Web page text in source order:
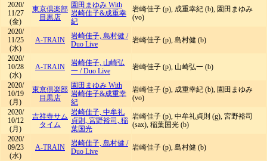
2020/
11/27
(金)
東京倶楽部
目黒店
園田まゆみ With
岩崎佳子&成重幸
紀
岩崎佳子 (p), 成重幸紀 (b), 園田まゆみ
(vo)
2020/
11/25
(水)
A-TRAIN 岩崎佳子, 島村健 /
Duo Live
岩崎佳子 (p), 島村健 (b)
2020/
10/28
(水)
A-TRAIN
岩崎佳子, 山崎弘
一 /Duo Live 岩崎佳子 (p), 山崎弘一 (b)
2020/
10/19
(月)
東京倶楽部
目黒店
園田まゆみ With
岩崎佳子&成重幸
紀
岩崎佳子 (p), 成重幸紀 (b), 園田まゆみ
(vo)
2020/
10/12
(月)
吉祥寺サム
タイム
岩崎佳子, 中牟礼
貞則, 宮野裕司, 稲
葉国光
岩崎佳子 (p), 中牟礼貞則 (g), 宮野裕司
(sax), 稲葉国光 (b)
2020/
09/23
(水)
A-TRAIN 岩崎佳子, 島村健 /
Duo Live
岩崎佳子 (p), 島村健 (b)